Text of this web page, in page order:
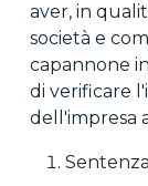
aver, in
società e
capannone
di verificare
dell'impresa